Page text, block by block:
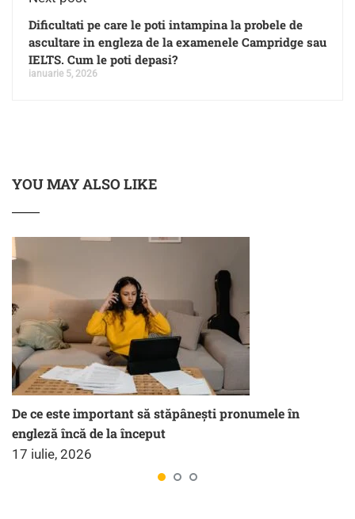
Dificultati pe care le poti intampina la probele de
ascultare in engleza de la examenele Campridge sau
IELTS. Cum le poti depasi?
ianuarie 5, 2026
YOU MAY ALSO LIKE
De ce este important să stăpânești pronumele în
engleză încă de la început
17 iulie, 2026